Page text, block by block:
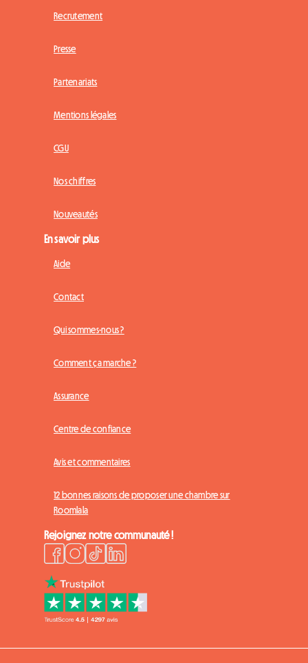
Recrutement
Presse
Partenariats
Mentions légales
CGU
Nos chiffres
Nouveautés
En savoir plus
Aide
Contact
Qui sommes-nous ?
Comment ça marche ?
Assurance
Centre de confiance
Avis et commentaires
12 bonnes raisons de proposer une chambre sur
Roomlala
Rejoignez notre communauté !